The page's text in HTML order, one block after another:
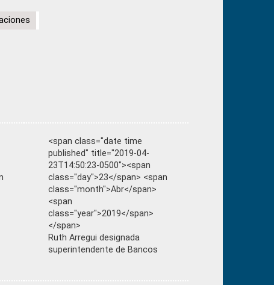
<span class="date time
published" title="2019-04-
23T14:50:23-0500"><span
class="day">23</span> <span
class="month">Abr</span>
<span
class="year">2019</span>
</span>
Ruth Arregui designada
superintendente de Bancos